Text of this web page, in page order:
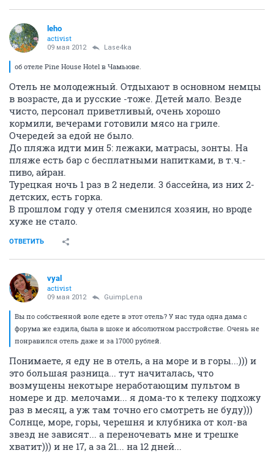
leho
activist
09 мая 2012 Lase4ka
об отеле Pine House Hotel в Чамьюве.
Отель не молодежный. Отдыхают в основном немцы
в возрасте, да и русские -тоже. Детей мало. Везде
чисто, персонал приветливый, очень хорошо
кормили, вечерами готовили мясо на гриле.
Очередей за едой не было.
До пляжа идти мин 5: лежаки, матрасы, зонты. На
пляже есть бар с бесплатными напитками, в т.ч.-
пиво, айран.
Турецкая ночь 1 раз в 2 недели. 3 бассейна, из них 2-
детских, есть горка.
В прошлом году у отеля сменился хозяин, но вроде
хуже не стало.
ОТВЕТИТЬ
vyal
activist
09 мая 2012 GuimpLena
Вы по собственной воле едете в этот отель? У нас туда одна дама с
форума же ездила, была в шоке и абсолютном расстройстве. Очень не
понравился отель даже и за 17000 рублей.
Понимаете, я еду не в отель, а на море и в горы...))) и
это большая разница... тут начиталась, что
возмущены некотыре неработающим пультом в
номере и др. мелочами... я дома-то к телеку подхожу
раз в месяц, а уж там точно его смотреть не буду)))
Солнце, море, горы, черешня и клубника от кол-ва
звезд не зависят... а переночевать мне и трешке
хватит))) и не 17, а за 21... на 12 дней...